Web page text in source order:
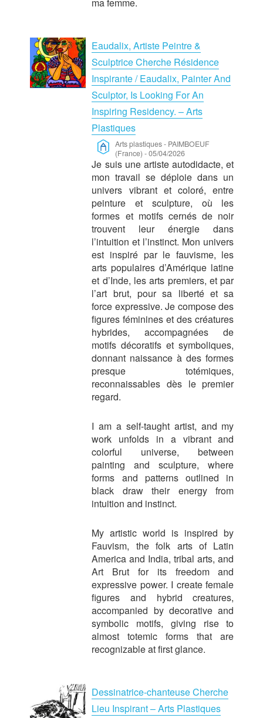
Eaudalix, Artiste Peintre &
Sculptrice Cherche Résidence
Inspirante / Eaudalix, Painter And
Sculptor, Is Looking For An
Inspiring Residency. – Arts
Plastiques
Arts plastiques- PAIMBOEUF
(France) -05/04/2026
Je suis une artiste autodidacte, et
mon travail se déploie dans un
univers vibrant et coloré, entre
peinture et sculpture, où les
formes et motifs cernés de noir
trouvent leur énergie dans
l’intuition et l’instinct. Mon univers
est inspiré par le fauvisme, les
arts populaires d’Amérique latine
et d’Inde, les arts premiers, et par
l’art brut, pour sa liberté et sa
force expressive. Je compose des
figures féminines et des créatures
hybrides, accompagnées de
motifs décoratifs et symboliques,
donnant naissance à des formes
presque totémiques,
reconnaissables dès le premier
regard.
I am a self-taught artist, and my
work unfolds in a vibrant and
colorful universe, between
painting and sculpture, where
forms and patterns outlined in
black draw their energy from
intuition and instinct.
My artistic world is inspired by
Fauvism, the folk arts of Latin
America and India, tribal arts, and
Art Brut for its freedom and
expressive power. I create female
figures and hybrid creatures,
accompanied by decorative and
symbolic motifs, giving rise to
almost totemic forms that are
recognizable at first glance.
Dessinatrice-chanteuse Cherche
Lieu Inspirant – Arts Plastiques